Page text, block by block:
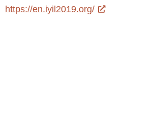
https://en.iyil2019.org/